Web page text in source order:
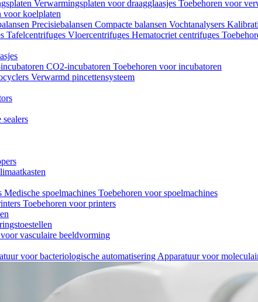
Verwarmingsplaten voor draagglaasjes Toebehoren voor
voor koelplaten
Precisiebalansen Compacte balansen Vochtanalysers
Tafelcentrifuges Vloercentrifuges Hematocriet centrifuges
CO2-incubatoren Toebehoren voor incubatoren
Verwarmd pincettensysteem
sealers
Medische spoelmachines Toebehoren voor spoelmachines
Toebehoren voor printers
vasculaire beeldvorming
voor bacteriologische automatisering Apparatuur voor